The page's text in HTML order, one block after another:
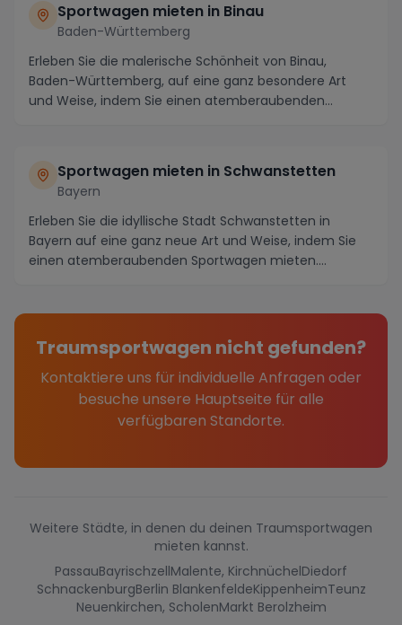
Sportwagen mieten in Binau
Baden-Württemberg
Erleben Sie die malerische Schönheit von Binau,
Baden-Württemberg, auf eine ganz besondere Art
und Weise, indem Sie einen atemberaubenden
Sportwagen mieten in Schwanstetten
Bayern
Erleben Sie die idyllische Stadt Schwanstetten in
Bayern auf eine ganz neue Art und Weise, indem Sie
einen atemberaubenden Sportwagen mieten.
Traumsportwagen nicht gefunden?
Kontaktiere uns für individuelle Anfragen oder
besuche unsere Hauptseite für alle
verfügbaren Standorte.
Weitere Städte, in denen du deinen Traumsportwagen
mieten kannst.
PassauBayrischzellMalente, KirchnüchelDiedorf
SchnackenburgBerlin BlankenfeldeKippenheimTeunz
Neuenkirchen, ScholenMarkt Berolzheim